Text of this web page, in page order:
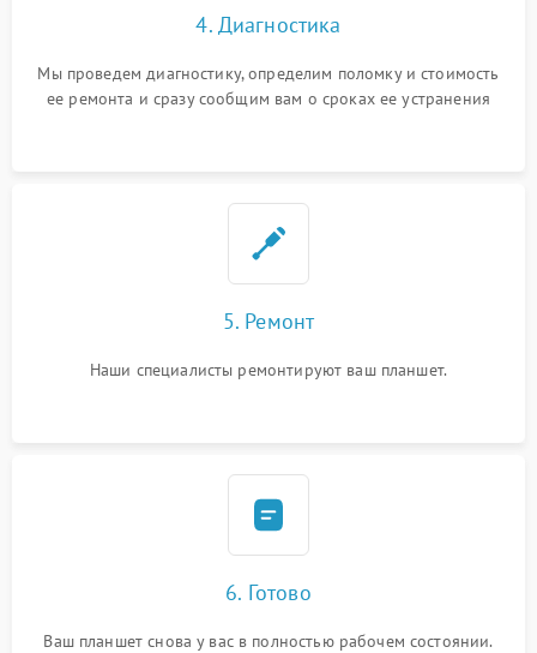
4. Диагностика
Мы проведем диагностику, определим поломку и стоимость
ее ремонта и сразу сообщим вам о сроках ее устранения
5. Ремонт
Наши специалисты ремонтируют ваш планшет.
6. Готово
Ваш планшет снова у вас в полностью рабочем состоянии.